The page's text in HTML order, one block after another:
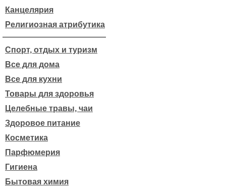
Канцелярия
Религиозная атрибутика
Спорт, отдых и туризм
Все для дома
Все для кухни
Товары для здоровья
Целебные травы, чаи
Здоровое питание
Косметика
Парфюмерия
Гигиена
Бытовая химия